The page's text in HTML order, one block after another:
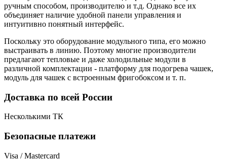
ручным способом, производителю и т.д. Однако все их
объединяет наличие удобной панели управления и
интуитивно понятный интерфейс.
Поскольку это оборудование модульного типа, его можно
выстраивать в линию. Поэтому многие производители
предлагают тепловые и даже холодильные модули в
различной комплектации - платформу для подогрева чашек,
модуль для чашек с встроенным фригобоксом и т. п.
Доставка по всей России
Несколькими ТК
Безопасные платежи
Visa / Mastercard